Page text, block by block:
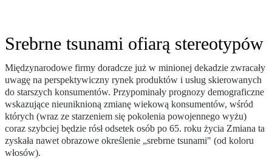
Srebrne tsunami ofiarą stereotypów
Międzynarodowe firmy doradcze już w minionej dekadzie zwracały
uwagę na perspektywiczny rynek produktów i usług skierowanych
do starszych konsumentów. Przypominały prognozy demograficzne
wskazujące nieuniknioną zmianę wiekową konsumentów, wśród
których (wraz ze starzeniem się pokolenia powojennego wyżu)
coraz szybciej będzie rósł odsetek osób po 65. roku życia Zmiana ta
zyskała nawet obrazowe określenie „srebrne tsunami" (od koloru
włosów).